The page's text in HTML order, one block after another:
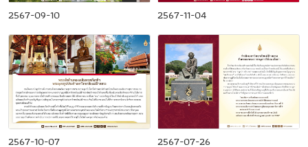
2567-09-10 2567-11-04
2567-10-07 2567-07-26